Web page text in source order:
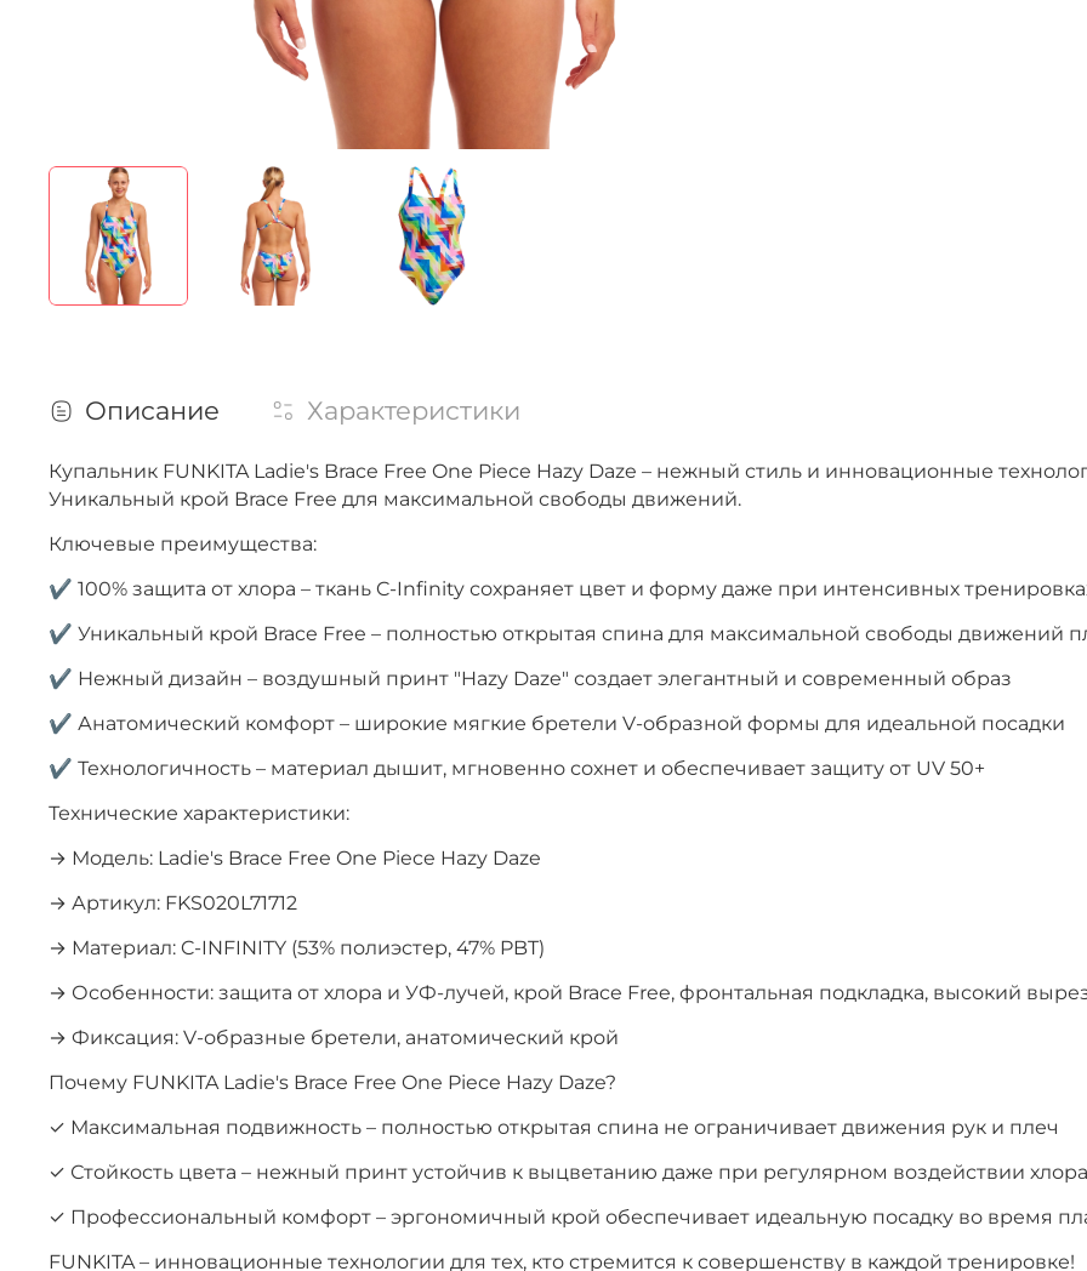
Описание Характеристики
Купальник FUNKITA Ladie's Brace Free One Piece Hazy Daze – нежный стиль и инновационные
Уникальный крой Brace Free для максимальной свободы движений.
Ключевые преимущества:
✔ 100% защита от хлора – ткань C-Infinity сохраняет цвет и форму даже при интенсивных
✔ Уникальный крой Brace Free – полностью открытая спина для максимальной свободы движений
✔ Нежный дизайн – воздушный принт "Hazy Daze" создает элегантный и современный образ
✔ Анатомический комфорт – широкие мягкие бретели V-образной формы для идеальной посадки
✔ Технологичность – материал дышит, мгновенно сохнет и обеспечивает защиту от UV 50+
Технические характеристики:
→ Модель: Ladie's Brace Free One Piece Hazy Daze
→ Артикул: FKS020L71712
→ Материал: C-INFINITY (53% полиэстер, 47% PBT)
→ Особенности: защита от хлора и УФ-лучей, крой Brace Free, фронтальная подкладка, высокий
→ Фиксация: V-образные бретели, анатомический крой
Почему FUNKITA Ladie's Brace Free One Piece Hazy Daze?
✓ Максимальная подвижность – полностью открытая спина не ограничивает движения рук и плеч
✓ Стойкость цвета – нежный принт устойчив к выцветанию даже при регулярном воздействии хлора
✓ Профессиональный комфорт – эргономичный крой обеспечивает идеальную посадку во время
FUNKITA – инновационные технологии для тех, кто стремится к совершенству в каждой тренировке!